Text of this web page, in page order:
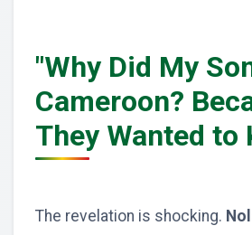
"Why Did My
Cameroon?
They Wanted to
The revelation is shocking.